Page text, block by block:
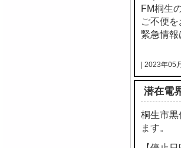
FM桐生
ご不便
緊急情報
| 2023年05
潜在電
桐生市
ます。